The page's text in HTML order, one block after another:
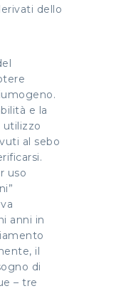
dello
e la
utilizzo
al sebo
uso
anni in
il
di
– tre